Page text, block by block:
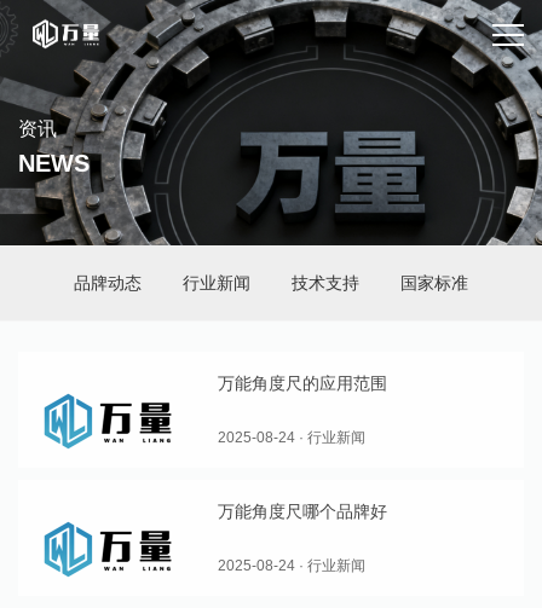
资讯
NEWS
品牌动态 行业新闻 技术支持 国家标准
万能角度尺的应用范围
2025-08-24 · 行业新闻
万能角度尺哪个品牌好
2025-08-24 · 行业新闻